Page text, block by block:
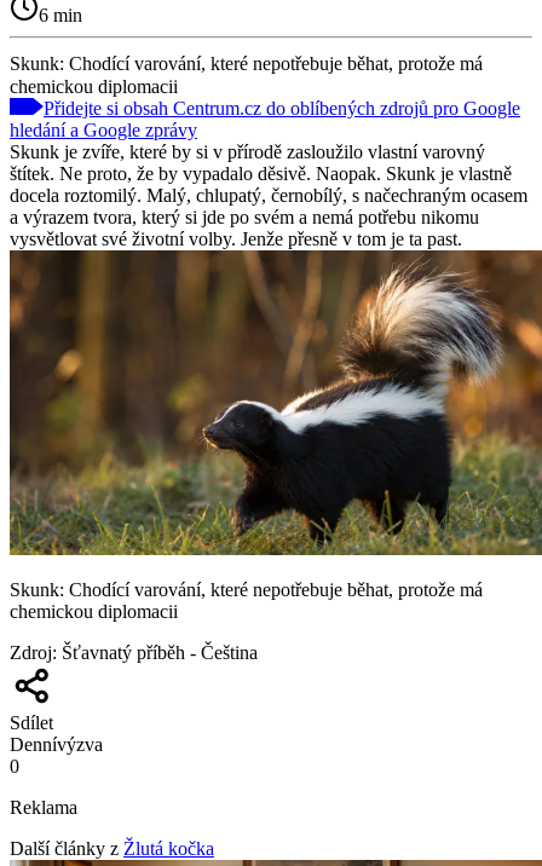
6 min
Skunk: Chodící varování, které nepotřebuje běhat, protože má
chemickou diplomacii
Přidejte si obsah Centrum.cz do oblíbených zdrojů pro Google
hledání a Google zprávy
Skunk je zvíře, které by si v přírodě zasloužilo vlastní varovný
štítek. Ne proto, že by vypadalo děsivě. Naopak. Skunk je vlastně
docela roztomilý. Malý, chlupatý, černobílý, s načechraným ocasem
a výrazem tvora, který si jde po svém a nemá potřebu nikomu
vysvětlovat své životní volby. Jenže přesně v tom je ta past.
Skunk: Chodící varování, které nepotřebuje běhat, protože má
chemickou diplomacii
Zdroj: Šťavnatý příběh - Čeština
Sdílet
Dennívýzva
0
Reklama
Další články z Žlutá kočka